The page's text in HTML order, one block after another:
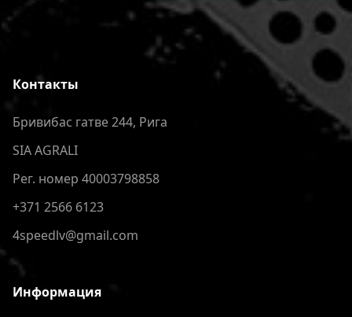
Контакты
Бривибас гатве 244, Рига
SIA AGRALI
Рег. номер 40003798858
+371 2566 6123
4speedlv@gmail.com
Информация